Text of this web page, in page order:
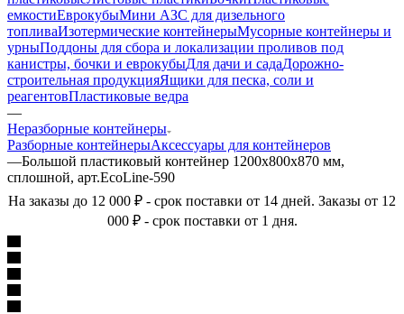
емкостиЕврокубыМини АЗС для дизельного
топливаИзотермические контейнерыМусорные контейнеры и
урныПоддоны для сбора и локализации проливов под
канистры, бочки и еврокубыДля дачи и садаДорожно-
строительная продукцияЯщики для песка, соли и
реагентовПластиковые ведра
—
Неразборные контейнеры
Разборные контейнерыАксессуары для контейнеров
—Большой пластиковый контейнер 1200х800х870 мм,
сплошной, арт.EcoLine-590
На заказы до 12 000 ₽ - срок поставки от 14 дней. Заказы от 12
000 ₽ - срок поставки от 1 дня.